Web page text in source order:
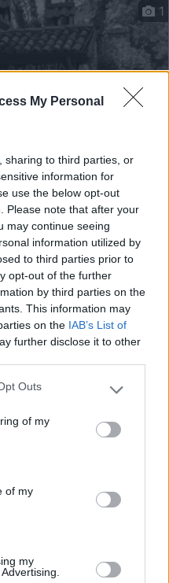
My Personal
sharing to third parties, or
information for
use the below opt-out
Please note that after your
may continue seeing
information utilized by
to third parties prior to
opt-out of the further
by third parties on the
This information may
on the IAB’s List of
further disclose it to other
uses one or more Google
You may click to
its third-party tags to
purposes in below Google
Outs
of my
of my
my
1
3